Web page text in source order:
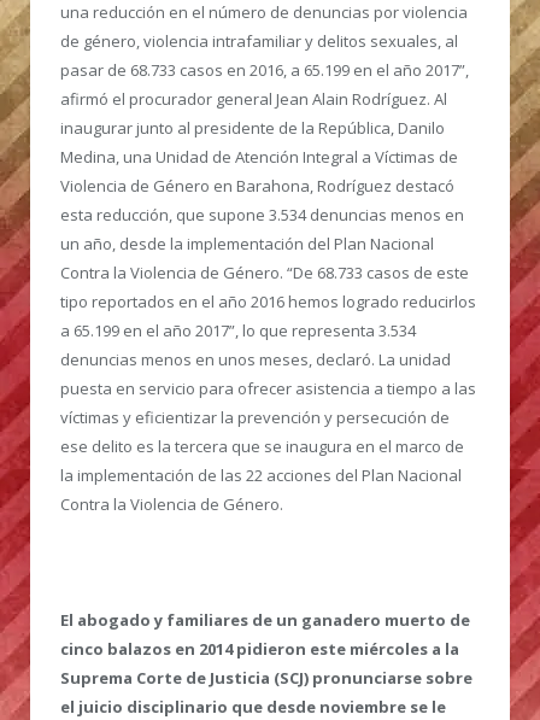
una reducción en el número de denuncias por violencia
de género, violencia intrafamiliar y delitos sexuales, al
pasar de 68.733 casos en 2016, a 65.199 en el año 2017”,
afirmó el procurador general Jean Alain Rodríguez. Al
inaugurar junto al presidente de la República, Danilo
Medina, una Unidad de Atención Integral a Víctimas de
Violencia de Género en Barahona, Rodríguez destacó
esta reducción, que supone 3.534 denuncias menos en
un año, desde la implementación del Plan Nacional
Contra la Violencia de Género. “De 68.733 casos de este
tipo reportados en el año 2016 hemos logrado reducirlos
a 65.199 en el año 2017”, lo que representa 3.534
denuncias menos en unos meses, declaró. La unidad
puesta en servicio para ofrecer asistencia a tiempo a las
víctimas y eficientizar la prevención y persecución de
ese delito es la tercera que se inaugura en el marco de
la implementación de las 22 acciones del Plan Nacional
Contra la Violencia de Género.
El abogado y familiares de un ganadero muerto de
cinco balazos en 2014 pidieron este miércoles a la
Suprema Corte de Justicia (SCJ) pronunciarse sobre
el juicio disciplinario que desde noviembre se le